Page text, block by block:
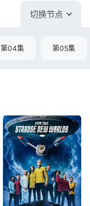
切换节点
第04集 第05集